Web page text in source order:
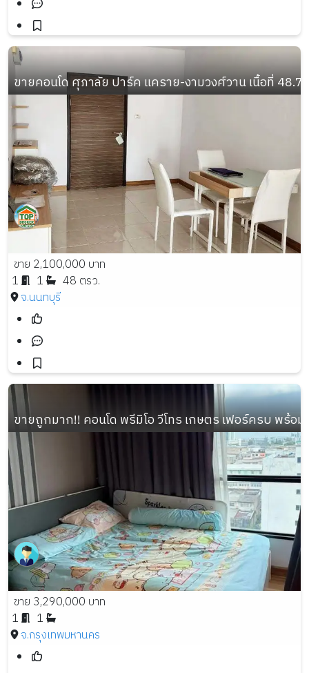
ขายคอนโด ศุภาลัย ปาร์ค แคราย-งามวงศ์วาน เนื้อที่
ขาย 2,100,000 บาท
1
1
48 ตรว.
จ.นนทบุรี
ขายถูกมาก!! คอนโด พรีมิโอ วีโทร เกษตร เฟอร์ครบ พร้อม
ขาย 3,290,000 บาท
1
1
จ.กรุงเทพมหานคร